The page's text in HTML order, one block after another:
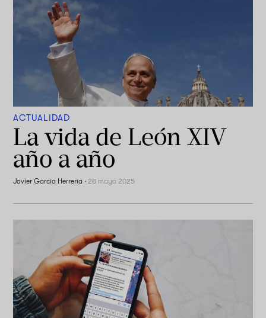
ACTUALIDAD
La vida de León XIV
año a año
Javier García Herrería ·28 mayo 2025